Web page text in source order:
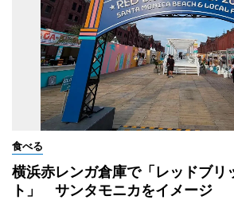
食べる
横浜赤レンガ倉庫で「レッドブリ
ト」 サンタモニカをイメージ